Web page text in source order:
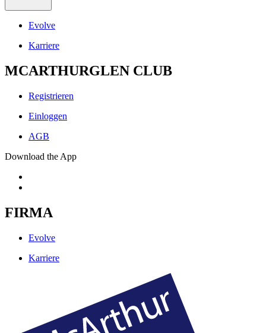
Evolve
Karriere
MCARTHURGLEN CLUB
Registrieren
Einloggen
AGB
Download the App
FIRMA
Evolve
Karriere